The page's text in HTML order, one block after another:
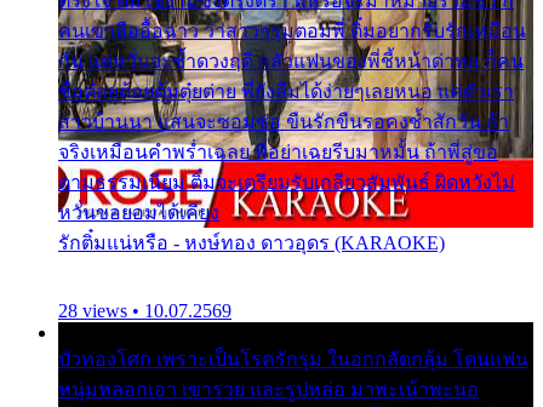
คนเขาลืออื้อฉาว ว่าสาวๆรุมตอมพี่ ติ๋มอยากรับรักเหมือน
กัน แต่หวั่นจะช้ำดวงฤดี กลัวแฟนของพี่ชี้หน้าด่าทอ ก็คน
ชื่อต๋อยต้อยตุ้มตุ๋ยต่าย พี่ยังลืมได้ง่ายๆเลยหนอ แค่ตัวเรา
สาวบ้านนา แสนจะซอมซ่อ ขืนรักขืนรอคงช้ำสักวัน ถ้า
จริงเหมือนคำพร่ำเฉลย พี่อย่าเฉยรีบมาหมั้น ถ้าพี่สู่ขอ
ตามธรรมเนียม ติ๋มจะเตรียมรับเกลียวสัมพันธ์ ผิดหวังไม่
หวั่นขอยอมได้เคียง
รักติ๋มแน่หรือ - หงษ์ทอง ดาวอุดร (KARAOKE)
28 views • 10.07.2569
บัวทองโศก เพราะเป็นโรครักรุม ในอกกลัดกลุ้ม โดนแฟน
หนุ่มหลอกเอา เขารวย และรูปหล่อ มาพะเน้าพะนอ